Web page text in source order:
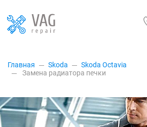
Главная Skoda
Skoda Octavia
Замена радиатора печки